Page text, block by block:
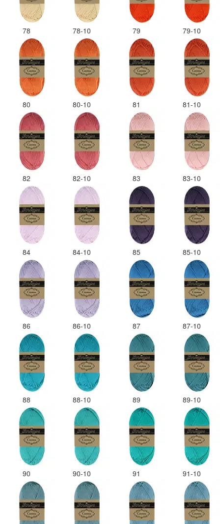
78 78-10 79 79-10
80 80-10 81 81-10
82 82-10 83 83-10
84 84-10 85 85-10
86 86-10 87 87-10
88 88-10 89 89-10
90 90-10 91 91-10